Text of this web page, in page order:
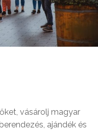
vásárolj magyar
ajándék és